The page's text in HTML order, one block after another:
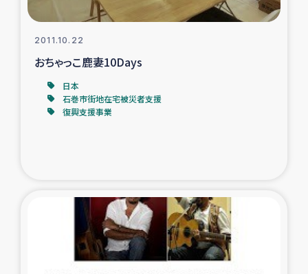
2011.10.22
おちゃっこ鹿妻10Days
日本
石巻市街地在宅被災者支援
復興支援事業